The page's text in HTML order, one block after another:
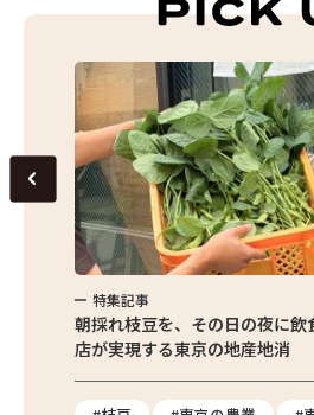
特集記事
朝採れ枝豆を、その日の夜に
店が実現する東京の地産地消